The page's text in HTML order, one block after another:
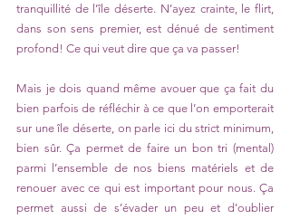
tranquillité de l’île déserte. N’ayez crainte, le flirt,
dans son sens premier, est dénué de sentiment
profond! Ce qui veut dire que ça va passer!
Mais je dois quand même avouer que ça fait du
bien parfois de réfléchir à ce que l’on emporterait
sur une île déserte, on parle ici du strict minimum,
bien sûr. Ça permet de faire un bon tri (mental)
parmi l’ensemble de nos biens matériels et de
renouer avec ce qui est important pour nous. Ça
permet aussi de s’évader un peu et d’oublier